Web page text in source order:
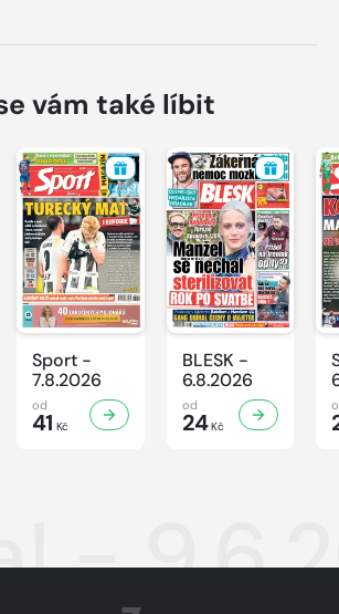
vám také líbit
Sport -
7.8.2026
od
41 Kč
BLESK -
6.8.2026
od
24Kč
-